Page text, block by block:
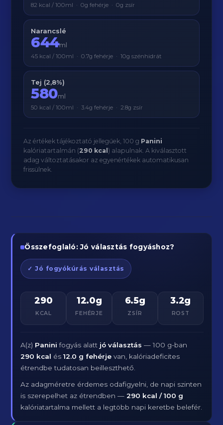
82 kcal / 100ml · 0g fehérje · 0g zsír
Narancslé
644ml
45 kcal / 100ml · 0.7g fehérje · 10g szénhidrát
Tej (2,8%)
580ml
50 kcal / 100ml · 3.4g fehérje · 2.8g zsír
Az értékek tájékoztató jellegűek, 100 g Panini
kalóriatartalmán (290 kcal ) alapulnak. A kiválasztott
adag változtatásakor az egyenértékek automatikusan
frissülnek.
Összefoglaló: Jó választás fogyáshoz?
✓ Jó fogyókúrás választás
290
KCAL
12.0g
FEHÉRJE
6.5g
ZSÍR
3.2g
ROST
A(z) Panini fogyás alatt jó választás — 100 g-ban
290 kcal és12.0 g fehérje van, kalóriadeficites
étrendbe tudatosan beilleszthető.
Az adagméretre érdemes odafigyelni, de napi szinten
is szerepelhet az étrendben —290 kcal / 100 g
kalóriatartalma mellett a legtöbb napi keretbe belefér.